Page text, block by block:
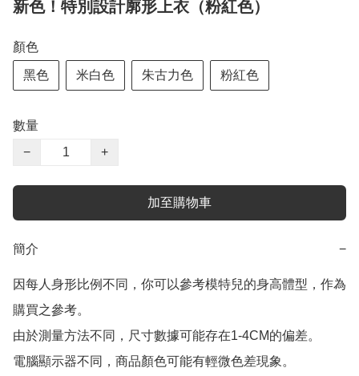
新色！特別設計廓形上衣（粉紅色）
顏色
黑色 米白色 朱古力色 粉紅色
數量
−
+
加至購物車
簡介 −
因每人身形比例不同，你可以參考模特兒的身高體型，作為
購買之參考。
由於測量方法不同，尺寸數據可能存在1-4CM的偏差。
電腦顯示器不同，商品顏色可能有輕微色差現象。